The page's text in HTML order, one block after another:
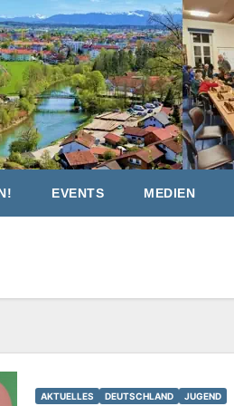
EVENTS MEDIEN
AKTUELLES DEUTSCHLAND JUGEND